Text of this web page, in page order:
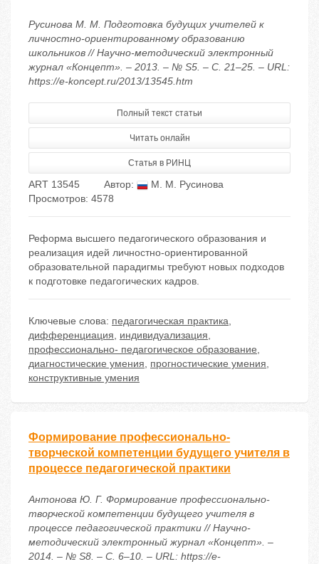
Русинова М. М. Подготовка будущих учителей к
личностно-ориентированному образованию
школьников // Научно-методический электронный
журнал «Концепт». – 2013. – № S5. – С. 21–25. – URL:
https://e-koncept.ru/2013/13545.htm
Полный текст статьи
Читать онлайн
Статья в РИНЦ
ART 13545 Автор:
М. М. Русинова
Просмотров: 4578
Реформа высшего педагогического образования и
реализация идей личностно-ориентированной
образовательной парадигмы требуют новых подходов
к подготовке педагогических кадров.
Ключевые слова: педагогическая практика,
дифференциация, индивидуализация,
профессионально- педагогическое образование,
диагностические умения, прогностические умения,
конструктивные умения
Формирование профессионально-
творческой компетенции будущего учителя в
процессе педагогической практики
Антонова Ю. Г. Формирование профессионально-
творческой компетенции будущего учителя в
процессе педагогической практики // Научно-
методический электронный журнал «Концепт». –
2014. – № S8. – С. 6–10. – URL: https://e-